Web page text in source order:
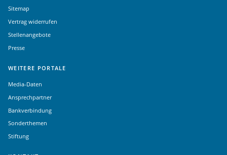
Sitemap
Vertrag widerrufen
Stellenangebote
Presse
WEITERE PORTALE
Media-Daten
Ansprechpartner
Bankverbindung
Sonderthemen
Stiftung